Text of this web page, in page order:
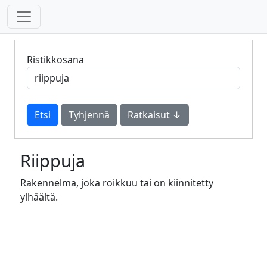
Ristikkosana
Tyhjennä Ratkaisut ↓
Riippuja
Rakennelma, joka roikkuu tai on kiinnitetty
ylhäältä.